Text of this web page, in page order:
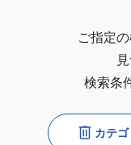
ご指定
検索条
カテ